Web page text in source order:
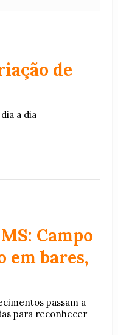
de
a dia
Campo
em bares,
passam a
para reconhecer